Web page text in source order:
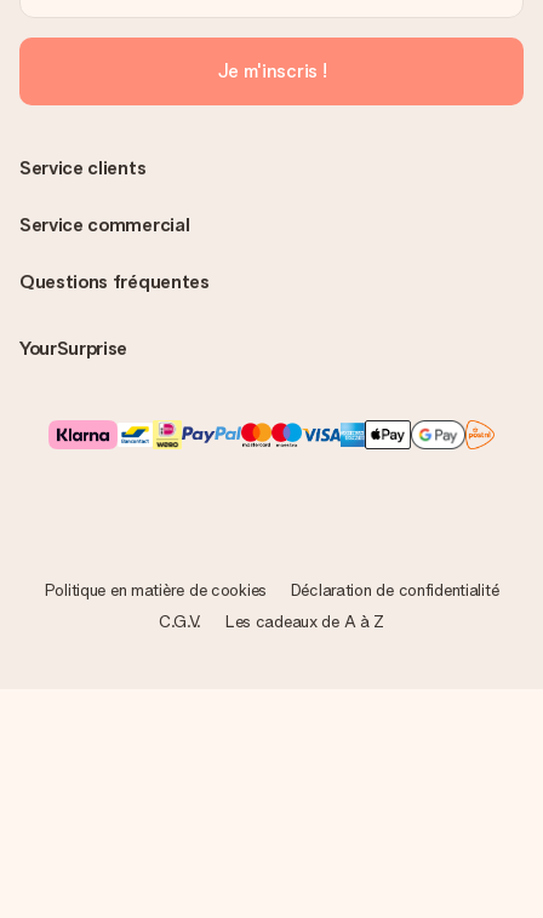
Je m'inscris !
Questions fréquentes
YourSurprise
Service clients
Service commercial
Politique en matière de cookies
Déclaration de confidentialité
C.G.V.
Les cadeaux de A à Z